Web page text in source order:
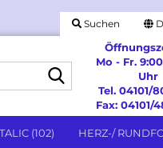
Suchen
Suche...Mo - Fr.
Uhr
Tel. 04101/
Fax: 04101/
(102) HERZ-/